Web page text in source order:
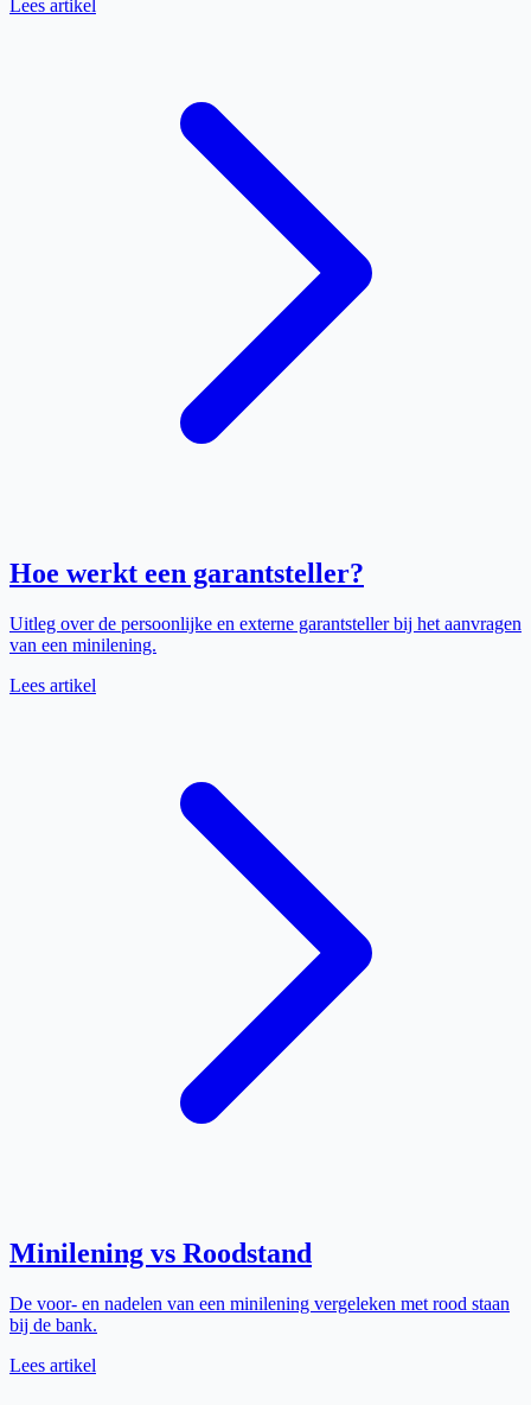
Lees artikel
Hoe werkt een garantsteller?
Uitleg over de persoonlijke en externe garantsteller bij het aanvragen
van een minilening.
Lees artikel
Minilening vs Roodstand
De voor- en nadelen van een minilening vergeleken met rood staan
bij de bank.
Lees artikel